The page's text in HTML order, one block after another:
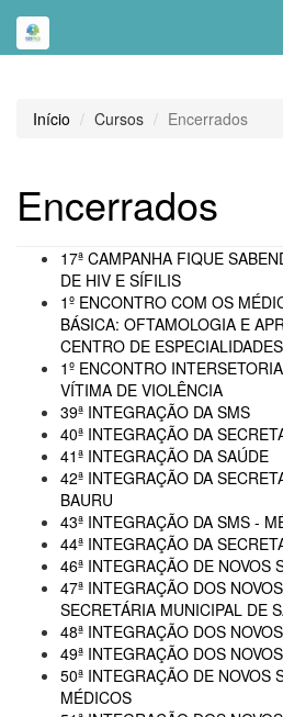
Início Cursos Encerrados
Encerrados
17ª CAMPANHA FIQUE
DE HIV E SÍFILIS
1º ENCONTRO COM OS
BÁSICA: OFTAMOLOGIA E
CENTRO DE
1º ENCONTRO
VÍTIMA DE VIOLÊNCIA
39ª INTEGRAÇÃO DA SMS
40ª INTEGRAÇÃO DA
41ª INTEGRAÇÃO DA SAÚDE
42ª INTEGRAÇÃO DA
BAURU
43ª INTEGRAÇÃO DA SMS -
44ª INTEGRAÇÃO DA
46ª INTEGRAÇÃO DE NOVOS
47ª INTEGRAÇÃO DOS
SECRETÁRIA MUNICIPAL DE
48ª INTEGRAÇÃO DOS
49ª INTEGRAÇÃO DOS
50ª INTEGRAÇÃO DE NOVOS
MÉDICOS